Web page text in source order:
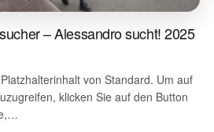
– Alessandro sucht! 2025
von Standard. Um auf
klicken Sie auf den Button